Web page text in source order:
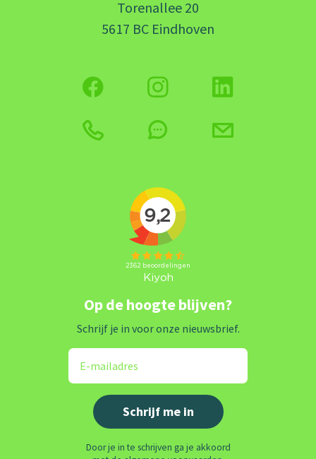
Torenallee 20
5617 BC Eindhoven
Op de hoogte blijven?
Schrijf je in voor onze nieuwsbrief.
Door je in te schrijven ga je akkoord